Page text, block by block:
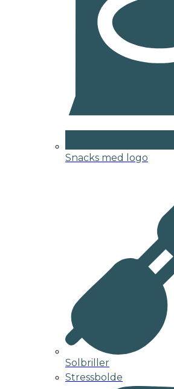
Snacks med logo
Solbriller
Stressbolde